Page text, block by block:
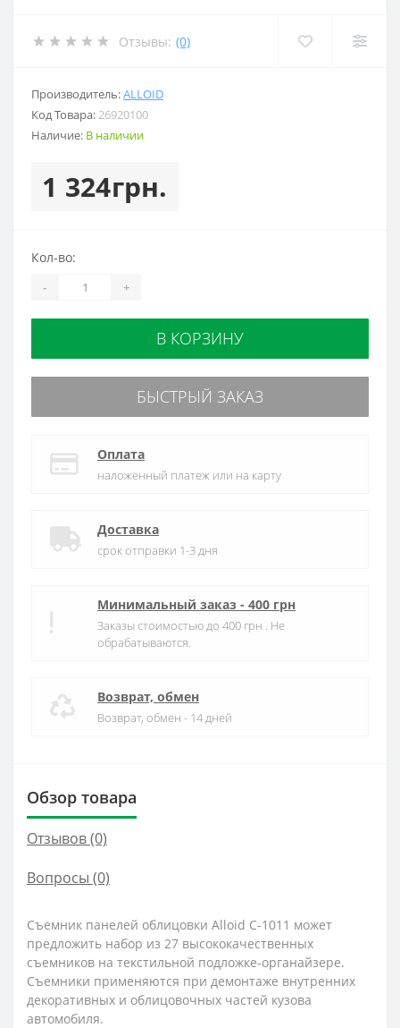
Отзывы: (0)
Производитель:ALLOID
Код Товара:26920100
Наличие: В наличии
1 324грн.
Кол-во:
- +
В КОРЗИНУ
БЫСТРЫЙ ЗАКАЗ
Оплата
наложенный платеж или на карту
Доставка
срок отправки 1-3 дня
Минимальный заказ - 400 грн
Заказы стоимостью до 400 грн . Не
обрабатываются.
Возврат, обмен
Возврат, обмен - 14 дней
Обзор товара
Отзывов (0)
Вопросы (0)
Съемник панелей облицовки Alloid С-1011 может
предложить набор из 27 высококачественных
съемников на текстильной подложке-органайзере.
Съемники применяются при демонтаже внутренних
декоративных и облицовочных частей кузова
автомобиля.